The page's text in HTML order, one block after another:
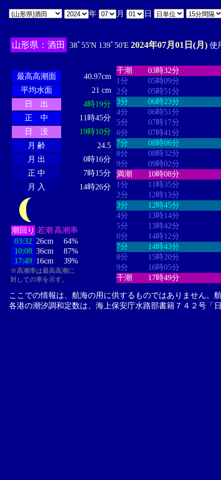
年 月 日
山形県：酒田 38ﾟ55'N 139ﾟ50'E 2024年07月01日(月) 使
最高高潮面
40.97cm
平均水面
21 cm
日 出
4時19分
正 中
11時45分
日 没
19時10分
月 齢
24.5
月 出
0時16分
正 中
7時15分
月 入
14時26分
潮回り 若潮 高潮率
03:32 26cm
64%
10:08 36cm
87%
17:49 16cm 39%
※高潮率は最高高潮に
対しての率を示す。
干潮
03時32分
1分
05時09分
2分
05時51分
3分
06時23分
4分
06時51分
5分
07時17分
6分
07時41分
7分
08時06分
8分
08時32分
9分
09時02分
満潮
10時08分
1分
11時35分
2分
12時13分
3分
12時45分
4分
13時14分
5分
13時42分
6分
14時12分
7分
14時43分
8分
15時20分
9分
16時05分
干潮
17時49分
ここでの情報は、航海の用に供するものではありません。
各港の潮汐調和定数は、海上保安庁水路部書籍７４２号「